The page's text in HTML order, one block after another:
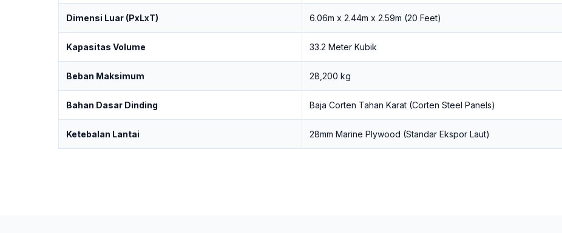
Dimensi Luar (PxLxT) 6.06m x 2.44m x 2.59m (20 Feet)
Kapasitas Volume 33.2 Meter Kubik
Beban Maksimum 28,200 kg
Bahan Dasar Dinding Baja Corten Tahan Karat (Corten Steel Panels)
Ketebalan Lantai 28mm Marine Plywood (Standar Ekspor Laut)